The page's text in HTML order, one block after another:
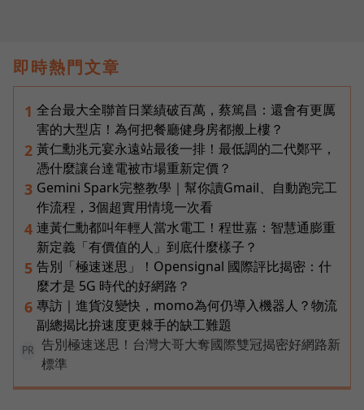
即時熱門文章
1 全台最大全聯首日業績破百萬，蔡篤昌：還會有更厲
害的大型店！為何把餐廳健身房都搬上樓？
2 黃仁勳兆元宴永遠站最後一排！最低調的二代鄭平，
憑什麼讓台達電被市場重新定價？
3 Gemini Spark完整教學｜幫你讀Gmail、自動跑完工
作流程，3個超實用情境一次看
4 連黃仁勳都叫年輕人當水電工！程世嘉：智慧通膨重
新定義「有價值的人」到底什麼樣子？
5 告別「極速迷思」！Opensignal 國際評比揭密：什
麼才是 5G 時代的好網路？
6 專訪｜進貨沒變快，momo為何仍導入機器人？物流
副總揭比拚速度更棘手的缺工難題
PR
告別極速迷思！台灣大哥大奪國際雙冠揭密好網路新
標準